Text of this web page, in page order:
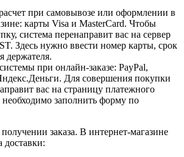
при самовывозе или оформлении в
карты Visa и MasterCard. Чтобы
система перенаправит вас на сервер
Здесь нужно ввести номер карты, срок
держателя.
при онлайн-заказе: PayPal,
Для совершения покупки
вас на страницу платежного
необходимо заполнить форму по
заказа. В интернет-магазине
доставки: